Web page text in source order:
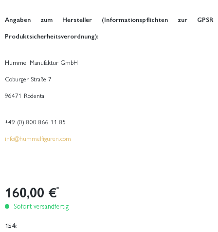
Angaben zum Hersteller (Informationspflichten zur GPSR
Produktsicherheitsverordnung):
Hummel Manufaktur GmbH
Coburger Straße 7
96471 Rödental
+49 (0) 800 866 11 85
info@hummelfiguren.com
160,00 €*
Sofort versandfertig
154: